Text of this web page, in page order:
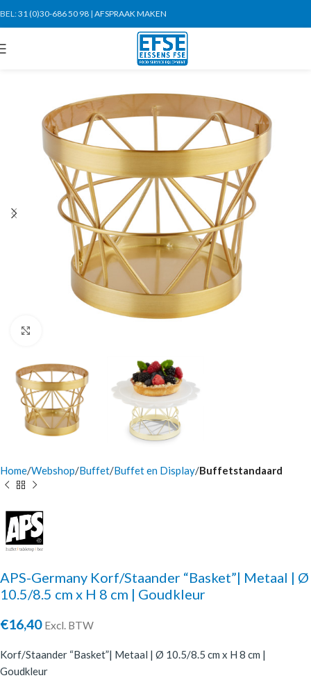
BEL:31 (0)30-686 50 98 | AFSPRAAK MAKEN
Home Webshop Buffet Buffet en Display Buffetstandaard
APS-Germany Korf/Staander “Basket”| Metaal | Ø
10.5/8.5 cm x H 8 cm | Goudkleur
€16,40 Excl. BTW
Korf/Staander “Basket”| Metaal | Ø 10.5/8.5 cm x H 8 cm |
Goudkleur